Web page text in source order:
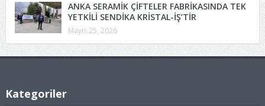
ANKA SERAMİK ÇİFTELER FABRİKASINDA TEK
YETKİLİ SENDİKA KRİSTAL-İŞ’TİR
Mayıs 25, 2026
Kategoriler